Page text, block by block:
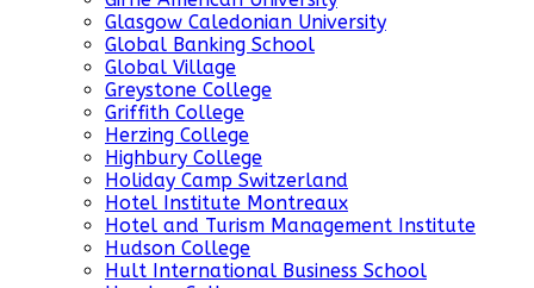
Glasgow Caledonian University
Global Banking School
Global Village
Greystone College
Griffith College
Herzing College
Highbury College
Holiday Camp Switzerland
Hotel Institute Montreaux
Hotel and Turism Management Institute
Hudson College
Hult International Business School